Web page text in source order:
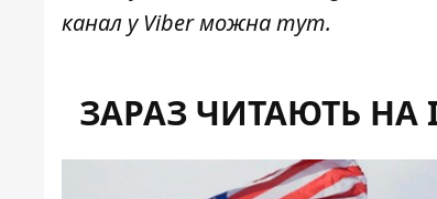
канал у Viber можнатут.
ЗАРАЗ ЧИТАЮТЬ НА